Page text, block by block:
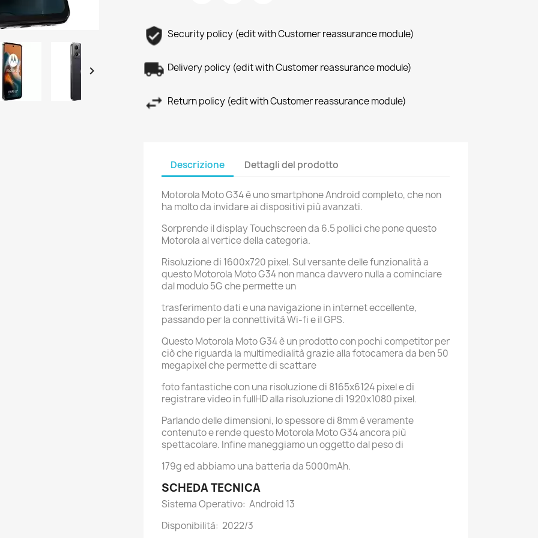

Security policy (edit with Customer reassurance module)
Delivery policy (edit with Customer reassurance module)
Return policy (edit with Customer reassurance module)
Descrizione Dettagli del prodotto
Motorola Moto G34 è uno smartphone Android completo, che non
ha molto da invidare ai dispositivi più avanzati.
Sorprende il display Touchscreen da 6.5 pollici che pone questo
Motorola al vertice della categoria.
Risoluzione di 1600x720 pixel. Sul versante delle funzionalità a
questo Motorola Moto G34 non manca davvero nulla a cominciare
dal modulo 5G che permette un
trasferimento dati e una navigazione in internet eccellente,
passando per la connettività Wi-fi e il GPS.
Questo Motorola Moto G34 è un prodotto con pochi competitor per
ciò che riguarda la multimedialità grazie alla fotocamera da ben 50
megapixel che permette di scattare
foto fantastiche con una risoluzione di 8165x6124 pixel e di
registrare video in fullHD alla risoluzione di 1920x1080 pixel.
Parlando delle dimensioni, lo spessore di 8mm è veramente
contenuto e rende questo Motorola Moto G34 ancora più
spettacolare. Infine maneggiamo un oggetto dal peso di
179g ed abbiamo una batteria da 5000mAh.
SCHEDA TECNICA
Sistema Operativo: Android 13
Disponibilità: 2022/3